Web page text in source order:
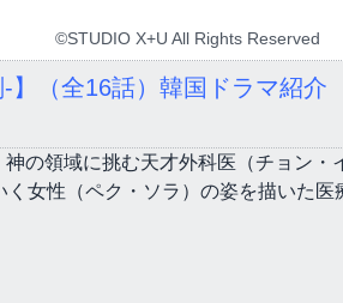
©STUDIO X+U All Rights Reserved
】（全16話）韓国ドラマ紹介
神の領域に挑む天才外科医（チョン
女性（ペク・ソラ）の姿を描いた医